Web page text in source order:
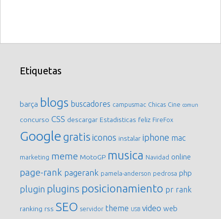
Etiquetas
barça blogs buscadores campusmac Chicas Cine comun
concurso CSS descargar Estadisticas feliz FireFox
Google gratis iconos instalar iphone mac
marketing meme MotoGP musica Navidad online
page-rank pagerank pamela-anderson pedrosa php
plugin plugins posicionamiento pr rank
ranking rss SEO servidor theme USB video web